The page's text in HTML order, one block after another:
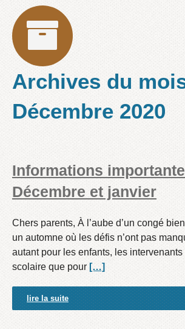
Archives du
Décembre 2020
Informations
Décembre et janvier
Chers parents, À l’aube d’un congé
un automne où les défis n’ont pas
autant pour les enfants, les
scolaire que pour […]
lire la suite